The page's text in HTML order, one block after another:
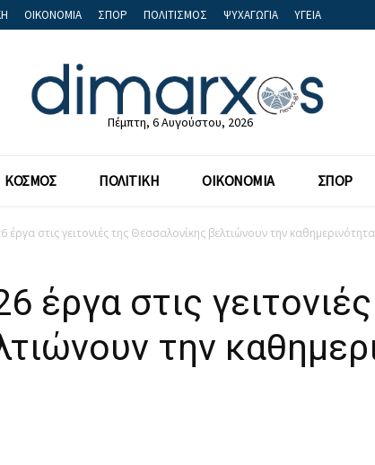
ΟΙΚΟΝΟΜΙΑ ΣΠΟΡ ΠΟΛΙΤΙΣΜΟΣ ΨΥΧΑΓΩΓΙΑ ΥΓΕΙΑ
Πέμπτη, 6 Αυγούστου, 2026
ΚΟΣΜΟΣ ΠΟΛΙΤΙΚΗ ΟΙΚΟΝΟΜΙΑ ΣΠΟΡ
έργα στις γειτονιές της Θεσσαλονίκης βελτιώνουν την
έργα στις
την